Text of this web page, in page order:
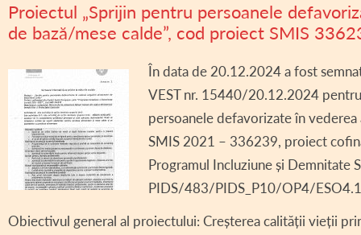
TRANSPARENȚĂ
Proiectul „Sprijin pentru persoanele
de bază/mese calde”, cod proiect SMIS
În data de 20.12.2024 a fost
VEST nr. 15440/20.12.2024
persoanele defavorizate în
SMIS 2021 – 336239, proiect
Programul Incluziune și Demnitate
PIDS/483/PIDS_P10/OP4/
Obiectivul general al proiectului: Creșterea calității vieții